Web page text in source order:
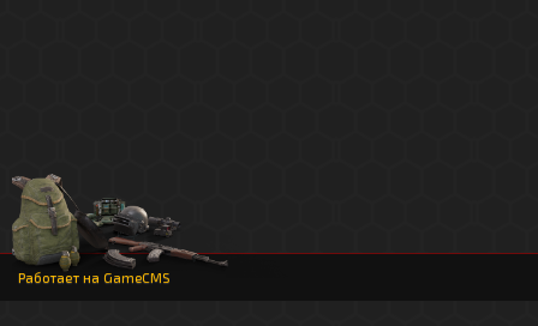
Работает на GameCMS